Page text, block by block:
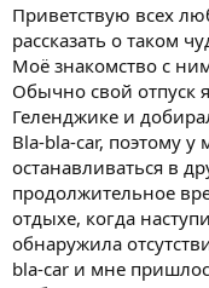
Приветствую всех
рассказать о таком
Моё знакомство с
Обычно свой отпуск
Геленджике и
Bla-bla-car, поэтому
останавливаться в
продолжительное
отдыхе, когда
обнаружила
bla-car и мне